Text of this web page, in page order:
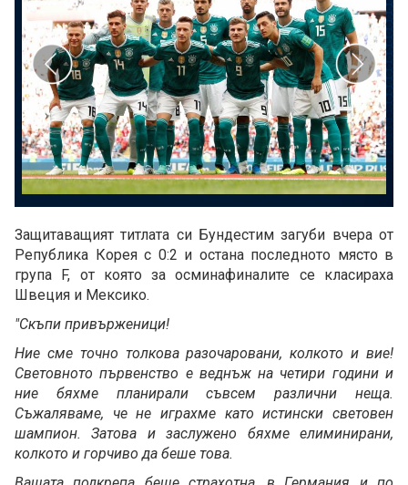
Защитаващият титлата си Бундестим загуби вчера от
Република Корея с 0:2 и остана последното място в
група F, от която за осминафиналите се класираха
Швеция и Мексико.
"Скъпи привърженици!
Ние сме точно толкова разочаровани, колкото и вие!
Световното първенство е веднъж на четири години и
ние бяхме планирали съвсем различни неща.
Съжаляваме, че не играхме като истински световен
шампион. Затова и заслужено бяхме елиминирани,
колкото и горчиво да беше това.